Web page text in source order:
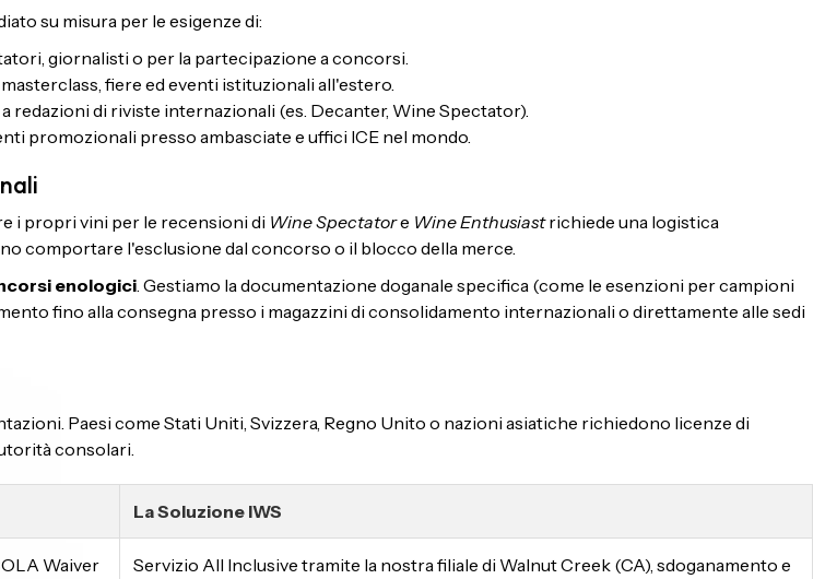
su misura per le esigenze di:
giornalisti o per la partecipazione a concorsi.
fiere ed eventi istituzionali all'estero.
redazioni di riviste internazionali (es. Decanter, Wine Spectator).
promozionali presso ambasciate e uffici ICE nel mondo.
i propri vini per le recensioni di Wine Spectatore Wine Enthusiastrichiede una logistica
comportare l'esclusione dal concorso o il blocco della merce.
enologici. Gestiamo la documentazione doganale specifica (come le esenzioni per campioni
fino alla consegna presso i magazzini di consolidamento internazionali o direttamente alle sedi
Paesi come Stati Uniti, Svizzera, Regno Unito o nazioni asiatiche richiedono licenze di
consolari.
La Soluzione IWS
Waiver
Servizio All Inclusive tramite la nostra filiale di Walnut Creek (CA), sdoganamento e